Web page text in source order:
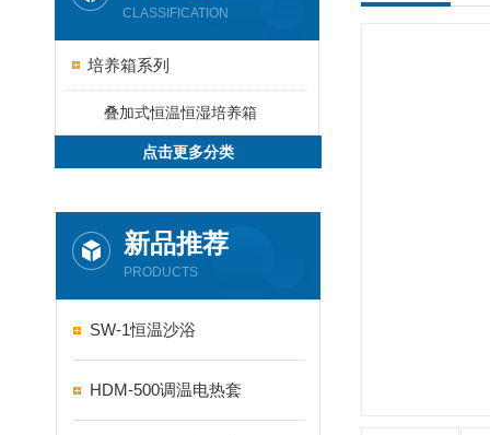
CLASSIFICATION
培养箱系列
叠加式恒温恒湿培养箱
点击更多分类
新品推荐
PRODUCTS
SW-1恒温沙浴
HDM-500调温电热套